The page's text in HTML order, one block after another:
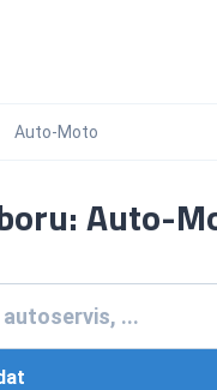
Auto-Moto
Auto-